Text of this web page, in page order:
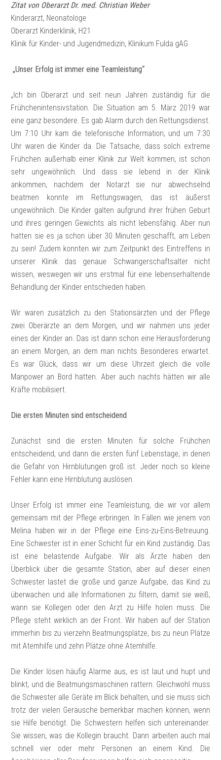
Zitat von Oberarzt Dr. med. Christian Weber
Kinderarzt, Neonatologe
Oberarzt Kinderklinik, H21
Klinik für Kinder- und Jugendmedizin, Klinikum Fulda gAG
„Unser Erfolg ist immer eine Teamleistung“
„Ich bin Oberarzt und seit neun Jahren zuständig für die
Frühchenintensivstation. Die Situation am 5. März 2019 war
eine ganz besondere. Es gab Alarm durch den Rettungsdienst.
Um 7:10 Uhr kam die telefonische Information, und um 7:30
Uhr waren die Kinder da. Die Tatsache, dass solch extreme
Frühchen außerhalb einer Klinik zur Welt kommen, ist schon
sehr ungewöhnlich. Und dass sie lebend in der Klinik
ankommen, nachdem der Notarzt sie nur abwechselnd
beatmen konnte im Rettungswagen, das ist äußerst
ungewöhnlich. Die Kinder galten aufgrund ihrer frühen Geburt
und ihres geringen Gewichts als nicht lebensfähig. Aber nun
hatten sie es ja schon über 30 Minuten geschafft, am Leben
zu sein! Zudem konnten wir zum Zeitpunkt des Eintreffens in
unserer Klinik das genaue Schwangerschaftsalter nicht
wissen, weswegen wir uns erstmal für eine lebenserhaltende
Behandlung der Kinder entschieden haben.
Wir waren zusätzlich zu den Stationsärzten und der Pflege
zwei Oberärzte an dem Morgen, und wir nahmen uns jeder
eines der Kinder an. Das ist dann schon eine Herausforderung
an einem Morgen, an dem man nichts Besonderes erwartet.
Es war Glück, dass wir um diese Uhrzeit gleich die volle
Manpower an Bord hatten. Aber auch nachts hätten wir alle
Kräfte mobilisiert.
Die ersten Minuten sind entscheidend
Zunächst sind die ersten Minuten für solche Frühchen
entscheidend, und dann die ersten fünf Lebenstage, in denen
die Gefahr von Hirnblutungen groß ist. Jeder noch so kleine
Fehler kann eine Hirnblutung auslösen.
Unser Erfolg ist immer eine Teamleistung, die wir vor allem
gemeinsam mit der Pflege erbringen. In Fällen wie jenem von
Melina haben wir in der Pflege eine Eins-zu-Eins-Betreuung.
Eine Schwester ist in einer Schicht für ein Kind zuständig. Das
ist eine belastende Aufgabe. Wir als Ärzte haben den
Überblick über die gesamte Station, aber auf dieser einen
Schwester lastet die große und ganze Aufgabe, das Kind zu
überwachen und alle Informationen zu filtern, damit sie weiß,
wann sie Kollegen oder den Arzt zu Hilfe holen muss. Die
Pflege steht wirklich an der Front. Wir haben auf der Station
immerhin bis zu vierzehn Beatmungsplätze, bis zu neun Plätze
mit Atemhilfe und zehn Plätze ohne Atemhilfe.
Die Kinder lösen häufig Alarme aus, es ist laut und hupt und
blinkt, und die Beatmungsmaschinen rattern. Gleichwohl muss
die Schwester alle Geräte im Blick behalten, und sie muss sich
trotz der vielen Geräusche bemerkbar machen können, wenn
sie Hilfe benötigt. Die Schwestern helfen sich untereinander.
Sie wissen, was die Kollegin braucht. Dann arbeiten auch mal
schnell vier oder mehr Personen an einem Kind. Die